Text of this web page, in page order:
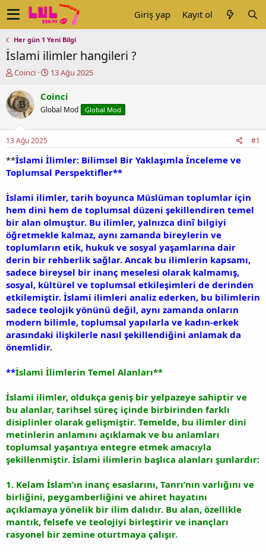
Giriş yap Kayıt ol
Her gün 1 Yeni Bilgi
İslami ilimler hangileri ?
K
n
u
y
b
a
ş
a
a
n
Coinci
B
ş
a
ç
t
a
i
h
i
13 Ağu 2025
Coinci
Global Mod Global Mod
13 Ağu 2025 #1
**İslami İlimler: Bilimsel Bir Yaklaşımla İnceleme ve
Toplumsal Perspektifler**
İslami ilimler, tarih boyunca Müslüman toplumlar için
hem dini hem de toplumsal düzeni şekillendiren temel
bir alan olmuştur. Bu ilimler, yalnızca dinî bilgiyi
öğretmekle kalmaz, aynı zamanda bireylerin ve
toplumların etik, hukuk ve sosyal yaşamlarına dair
derin bir rehberlik sağlar. Ancak bu ilimlerin kapsamı,
sadece bireysel bir inanç meselesi olarak kalmamış,
sosyal, kültürel ve toplumsal etkileşimleri de derinden
etkilemiştir. İslami ilimleri analiz ederken, bu bilimlerin
sadece teolojik yönünü değil, aynı zamanda onların
modern bilimle, toplumsal yapılarla ve kadın-erkek
arasındaki ilişkilerle nasıl şekillendiğini anlamak da
önemlidir.
**İslami İlimlerin Temel Alanları**
İslami ilimler, oldukça geniş bir yelpazeye sahiptir ve
bu alanlar, tarihsel süreç içinde birbirinden farklı
disiplinler olarak gelişmiştir. Temelde, bu ilimler dini
metinlerin anlamını açıklamak ve bu anlamları
toplumsal yaşantıya entegre etmek amacıyla
şekillenmiştir. İslami ilimlerin başlıca alanları şunlardır:
1. Kelam İslam’ın inanç esaslarını, Tanrı’nın varlığını ve
birliğini, peygamberliğini ve ahiret hayatını
açıklamaya yönelik bir ilim dalıdır. Bu alan, özellikle
mantık, felsefe ve teolojiyi birleştirir ve inançları
rasyonel bir zemine oturtmaya çalışır.